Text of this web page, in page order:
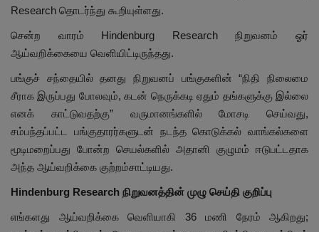
Research தொடர்ந்து கூறியுள்ளது.
சென்ற வாரம் Hindenburg Research நிறுவனம் ஓர்
ஆய்வறிக்கையை வெளியிட்டிருந்தது.
பங்குச் சந்தையில் தனது நிறுவனப் பங்குகளின் “நிதி நிலைமை
சீராக இருப்பது போலவும், கடன் நெருக்கடி ஏதும் தங்களுக்கு இல்லை
எனக் காட்டுவதற்கு” வருமானங்களில் மோசடி செய்வது,
சம்பந்தப்பட்ட பங்குதாரர்களுடன் நடந்த கொடுக்கல் வாங்கல்களை
மூடிமறைப்பது போன்ற செயல்களில் அதானி குழுமம் ஈடுபட்டதாக
அந்த ஆய்வறிக்கை குற்றம்சாட்டியது.
Hindenburg Research நிறுவனத்தின் முழு செய்தி குறிப்பு
எங்களது ஆய்வறிக்கை வெளியாகி 36 மணி நேரம் ஆகிறது;